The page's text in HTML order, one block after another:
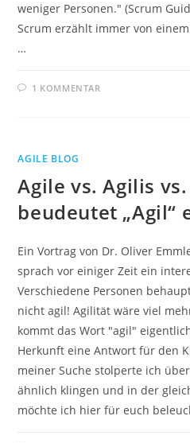
weniger Personen." (Scrum
Scrum erzählt immer von
…
1 KOMMENTAR
AGILE BLOG
Agile vs. Agilis
beudeutet „Agil“
Ein Vortrag von Dr. Oliver
sprach vor einiger Zeit ein
Verschiedene Personen
nicht agil! Agilität wäre viel
kommt das Wort "agil"
Herkunft eine Antwort für den
meiner Suche stolperte ich
ähnlich klingen und in der
möchte ich hier für euch